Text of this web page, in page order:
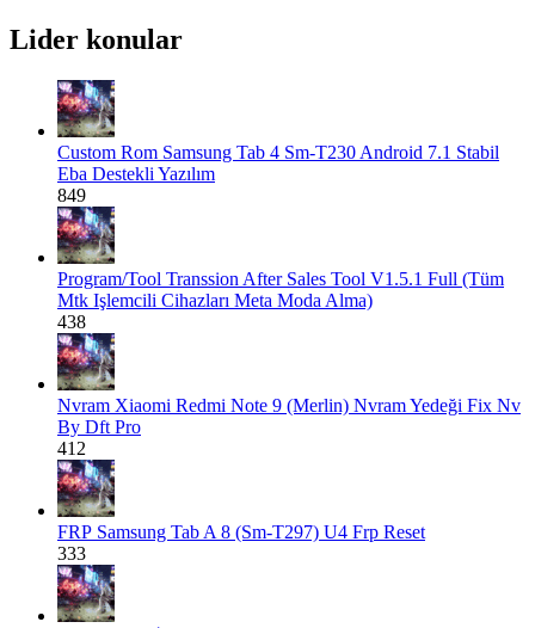
Lider konular
Custom Rom Samsung Tab 4 Sm-T230 Android 7.1 Stabil
Eba Destekli Yazılım
849
Program/Tool Transsion After Sales Tool V1.5.1 Full (Tüm
Mtk Işlemcili Cihazları Meta Moda Alma)
438
Nvram Xiaomi Redmi Note 9 (Merlin) Nvram Yedeği Fix Nv
By Dft Pro
412
FRP Samsung Tab A 8 (Sm-T297) U4 Frp Reset
333